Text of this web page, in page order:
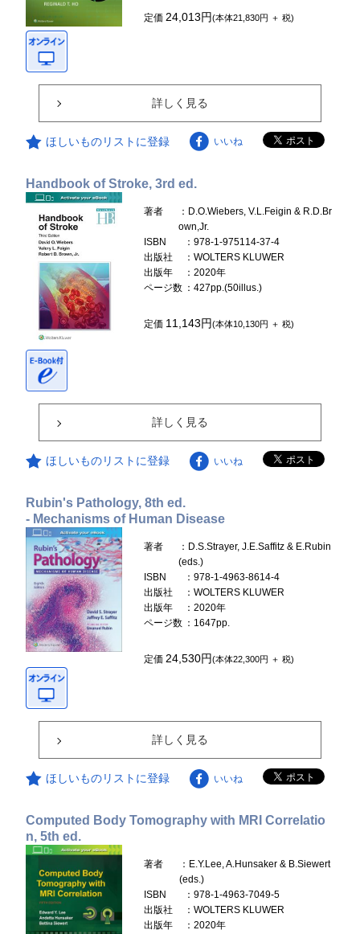
定価24,013円(本体21,830円 ＋ 税)
詳しく見る
ほしいものリストに登録 いいね
Handbook of Stroke, 3rd ed.
著者
：D.O.Wiebers, V.L.Feigin & R.D.Br
own,Jr.
ISBN
：978-1-975114-37-4
出版社
：WOLTERS KLUWER
出版年
：2020年
ページ数 ：427pp.(50illus.)
定価 11,143円(本体10,130円 ＋ 税)
詳しく見る
ほしいものリストに登録 いいね
Rubin's Pathology, 8th ed.
- Mechanisms of Human Disease
著者
：D.S.Strayer, J.E.Saffitz & E.Rubin
(eds.)
ISBN
：978-1-4963-8614-4
出版社
：WOLTERS KLUWER
出版年
：2020年
ページ数 ：1647pp.
定価24,530円(本体22,300円 ＋ 税)
詳しく見る
ほしいものリストに登録 いいね
Computed Body Tomography with MRI Correlatio
n, 5th ed.
著者
：E.Y.Lee, A.Hunsaker & B.Siewert
(eds.)
ISBN
：978-1-4963-7049-5
出版社
：WOLTERS KLUWER
出版年
：2020年